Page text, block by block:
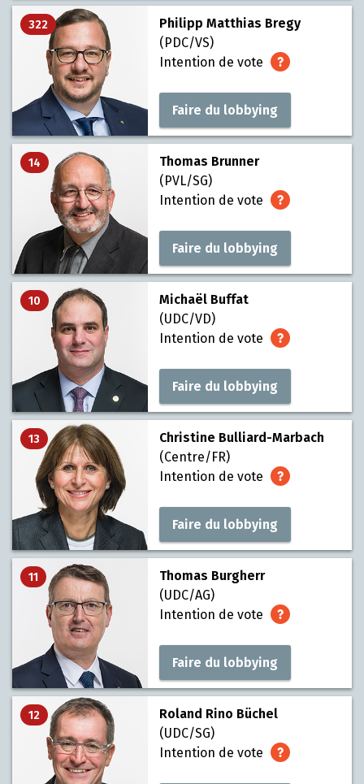
322
Philipp Matthias Bregy
(PDC/VS)
Intention de vote
Faire du lobbying
14
Thomas Brunner
(PVL/SG)
Intention de vote
Faire du lobbying
10
Michaël Buffat
(UDC/VD)
Intention de vote
Faire du lobbying
13
Christine Bulliard-Marbach
(Centre/FR)
Intention de vote
Faire du lobbying
11
Thomas Burgherr
(UDC/AG)
Intention de vote
Faire du lobbying
12
Roland Rino Büchel
(UDC/SG)
Intention de vote